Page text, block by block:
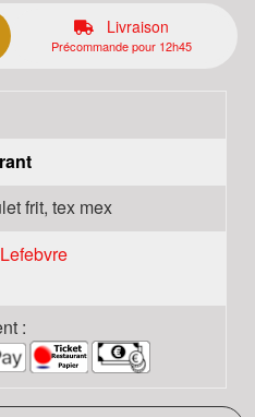
Livraison
Précommande pour 12h45
frit, tex mex
: